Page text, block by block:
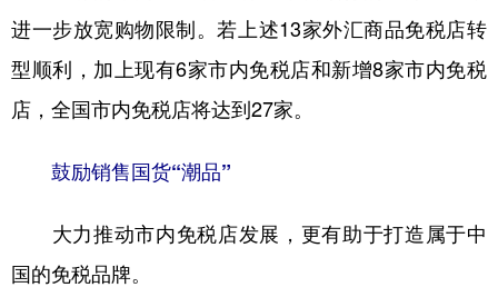
进一步放宽购物限制。若上述13家外汇商品免税店转
型顺利，加上现有6家市内免税店和新增8家市内免税
店，全国市内免税店将达到27家。
鼓励销售国货“潮品”
大力推动市内免税店发展，更有助于打造属于中
国的免税品牌。